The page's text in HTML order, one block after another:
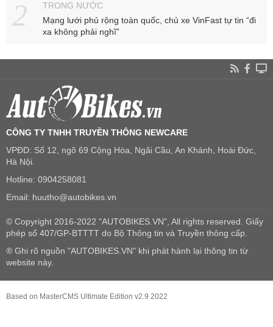
TRONG NƯỚC
Mạng lưới phủ rộng toàn quốc, chủ xe VinFast tự tin “đi
xa không phải nghĩ”
CÔNG TY TNHH TRUYỀN THÔNG NEWCARE
VPĐD: Số 12, ngõ 69 Cộng Hòa, Ngãi Cầu, An Khánh, Hoài Đức,
Hà Nội.
Hotline: 0904258081
Email: huutho@autobikes.vn
© Copyright 2016-2022 "AUTOBIKES.VN", All rights reserved. Giấy
phép số 407/GP-BTTTT do Bộ Thông tin và Truyền thông cấp.
® Ghi rõ nguồn "AUTOBIKES.VN" khi phát hành lại thông tin từ
website này.
Based on MasterCMS Ultimate Edition v2.9 2022